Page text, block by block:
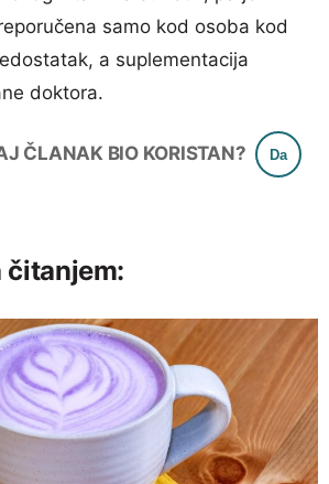
samo kod osoba kod
a suplementacija
doktora.
ČLANAK BIO KORISTAN? Da
čitanjem: